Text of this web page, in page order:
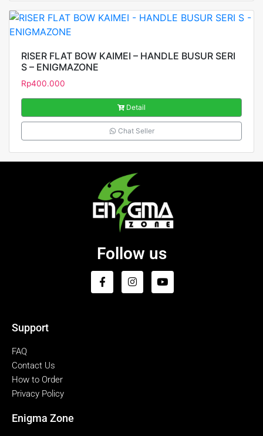
RISER FLAT BOW KAIMEI – HANDLE BUSUR SERI
S – ENIGMAZONE
Rp400.000
Detail
Chat Seller
Follow us
Support
FAQ
Contact Us
How to Order
Privacy Policy
Enigma Zone